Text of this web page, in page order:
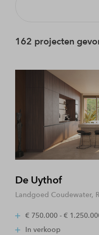
162 projecten
De Uythof
Landgoed Coudewater,
€ 750.000 - €
In verkoop